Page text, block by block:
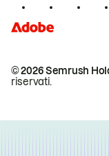
© 2026 Semrush
riservati.